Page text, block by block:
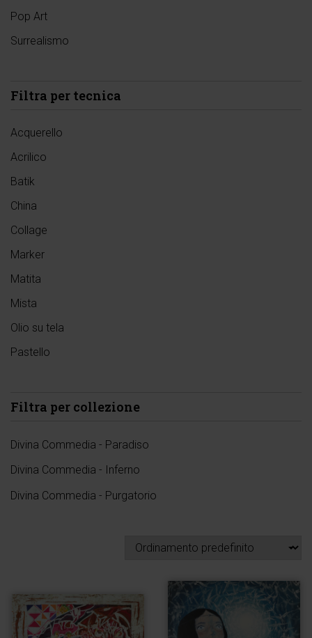
Pop Art
Surrealismo
Filtra per tecnica
Acquerello
Acrilico
Batik
China
Collage
Marker
Matita
Mista
Olio su tela
Pastello
Filtra per collezione
Divina Commedia - Paradiso
Divina Commedia - Inferno
Divina Commedia - Purgatorio